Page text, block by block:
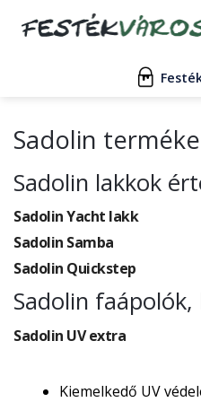
Sadolin
Sadolin lakkok
Sadolin Yacht lakk
Sadolin Samba
Sadolin Quickstep
Sadolin
Sadolin UV extra
Kiemelkedő UV